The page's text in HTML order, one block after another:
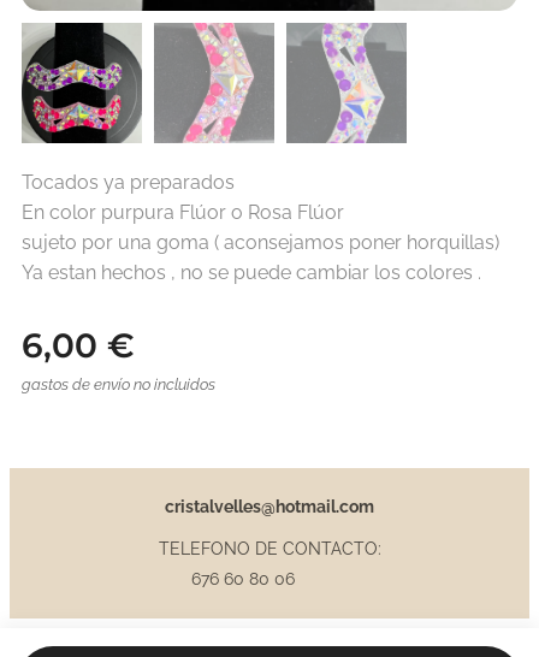
Tocados ya preparados
En color purpura Flúor o Rosa Flúor
sujeto por una goma ( aconsejamos poner horquillas)
Ya estan hechos , no se puede cambiar los colores .
6,00 €
gastos de envío no incluidos
cristalvelles@hotmail.com
TELEFONO DE CONTACTO:
676 60 80 06